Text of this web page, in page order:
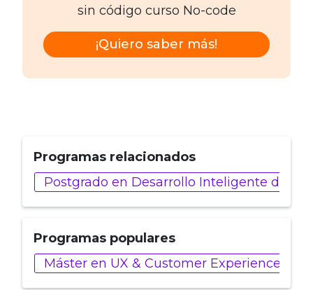
sin código curso No-code
¡Quiero saber más!
Programas relacionados
Postgrado en Desarrollo Inteligente de
Programas populares
Máster en UX & Customer Experience